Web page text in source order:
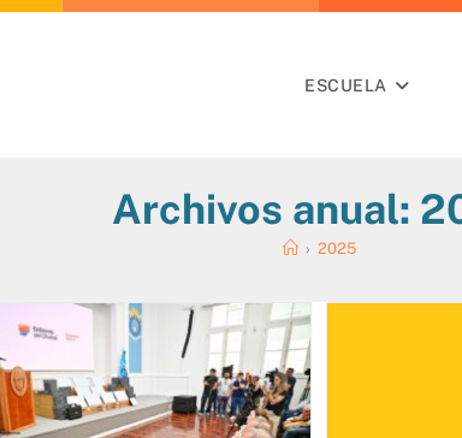
ESCUELA
Archivos anual:
› 2025